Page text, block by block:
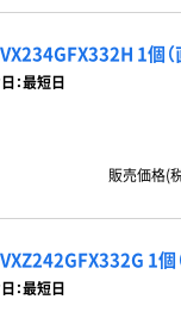
1個（
：最短日
販売価格(
1個
：最短日